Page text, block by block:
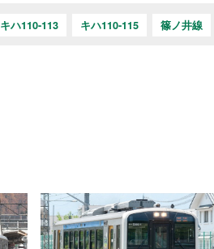
キハ110-113 キハ110-115 篠ノ井線